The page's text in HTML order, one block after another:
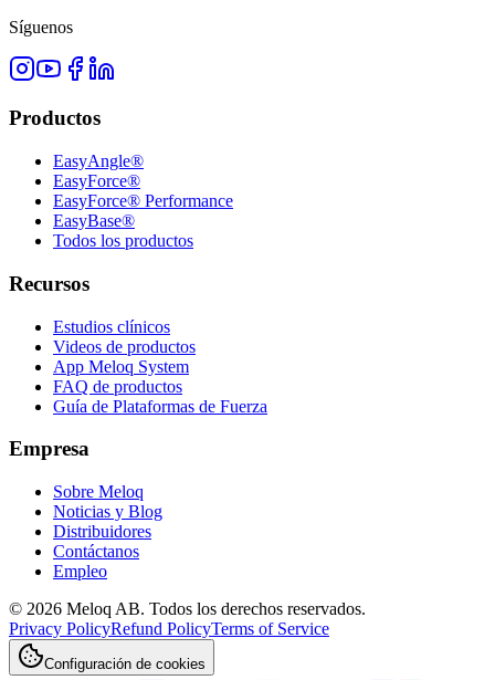
Síguenos
Productos
EasyAngle®
EasyForce®
EasyForce® Performance
EasyBase®
Todos los productos
Recursos
Estudios clínicos
Videos de productos
App Meloq System
FAQ de productos
Guía de Plataformas de Fuerza
Empresa
Sobre Meloq
Noticias y Blog
Distribuidores
Contáctanos
Empleo
© 2026 Meloq AB. Todos los derechos reservados.
Privacy PolicyRefund PolicyTerms of Service
Configuración de cookies